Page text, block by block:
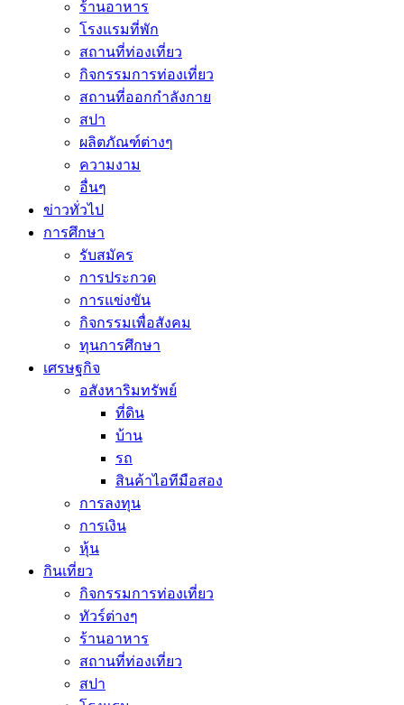
ร้านอาหาร
โรงแรมที่พัก
สถานที่ท่องเที่ยว
กิจกรรมการท่องเที่ยว
สถานที่ออกกำลังกาย
สปา
ผลิตภัณฑ์ต่างๆ
ความงาม
อื่นๆ
ข่าวทั่วไป
การศึกษา
รับสมัคร
การประกวด
การแข่งขัน
กิจกรรมเพื่อสังคม
ทุนการศึกษา
เศรษฐกิจ
อสังหาริมทรัพย์
ที่ดิน
บ้าน
รถ
สินค้าไอทีมือสอง
การลงทุน
การเงิน
หุ้น
กินเที่ยว
กิจกรรมการท่องเที่ยว
ทัวร์ต่างๆ
ร้านอาหาร
สถานที่ท่องเที่ยว
สปา